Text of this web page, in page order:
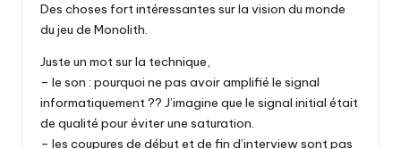
Des choses fort intéressantes sur la vision du monde
du jeu de Monolith.
Juste un mot sur la technique,
– le son : pourquoi ne pas avoir amplifié le signal
informatiquement ?? J’imagine que le signal initial était
de qualité pour éviter une saturation.
– les coupures de début et de fin d’interview sont pas